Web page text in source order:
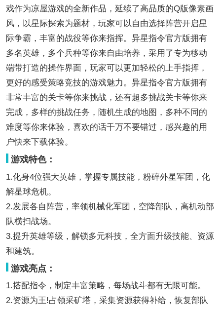
戏作为凉屋游戏的全新作品，延续了高品质的Q版像素画
风，以星际探索为题材，玩家可以自由选择阵营开启星
际争霸，丰富的战役等你来指挥。异星指令官方版拥有
多名英雄，多个兵种等你来自由培养，采用了专为移动
端带打造的操作界面，玩家可以更加轻松的上手指挥，
更好的感受策略竞技的游戏魅力。异星指令官方版拥有
非常丰富的关卡等你来挑战，还有超多挑战关卡等你来
完成，多样的挑战任务，随机生成的地图，多种不同的
难度等你来体验，喜欢的话千万不要错过，感兴趣的用
户快来下载体验。
游戏特色：
1.化身4位强大英雄，掌握专属技能，粉碎外星军团，化
解星球危机。
2.发展各自阵营，率领机械化军团，空降部队，高机动部
队横扫战场。
3.提升英雄等级，解锁多元科技，全方面升级技能、资源
和建筑。
游戏亮点：
1.搭配指令，制定丰富策略，每场战斗都有无限可能。
2.资源为王!占领采矿塔，采集资源获得补给，恢复部队